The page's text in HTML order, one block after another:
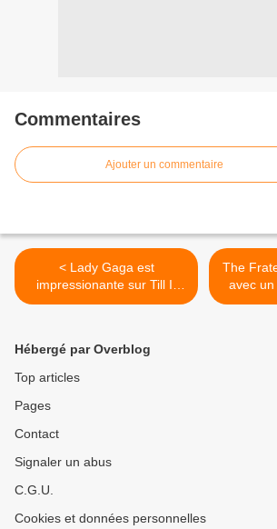
Commentaires
Ajouter un commentaire
< Lady Gaga est
impressionante sur Till It
Happens To you !
The
Hébergé par Overblog
Top articles
Pages
Contact
Signaler un abus
C.G.U.
Cookies et données personnelles